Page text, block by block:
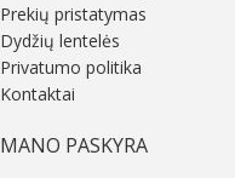
Prekių pristatymas
Dydžių lentelės
Privatumo politika
Kontaktai
MANO PASKYRA